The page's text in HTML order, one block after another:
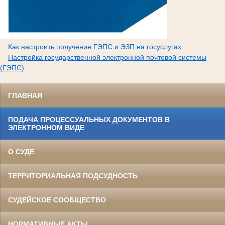
Как настроить получение ГЭПС и ЭЗП на госуслугах
Настройка государственной электронной почтовой системы
(ГЭПС)
ГЛАВНАЯ
ПОДАЧА ПРОЦЕССУАЛЬНЫХ ДОКУМЕНТОВ В
ЭЛЕКТРОННОМ ВИДЕ
О СУДЕ
ТЕРРИТОРИАЛЬНАЯ ПОДСУДНОСТЬ
СУДЕЙСКОЕ СООБЩЕСТВО